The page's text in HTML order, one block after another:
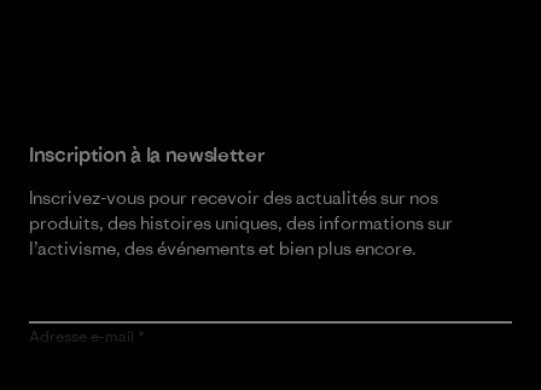
Inscription à la newsletter
Inscrivez-vous pour recevoir des actualités sur nos
produits, des histoires uniques, des informations sur
l’activisme, des événements et bien plus encore.
Adresse e-mail